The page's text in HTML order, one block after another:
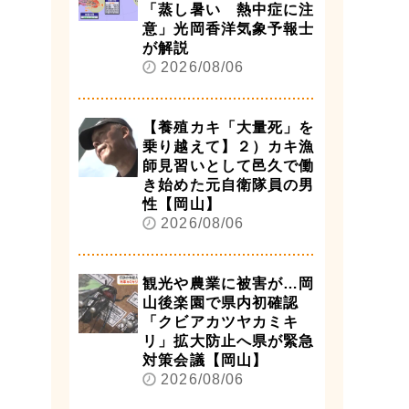
「蒸し暑い 熱中症に注
意」光岡香洋気象予報士
が解説
2026/08/06
【養殖カキ「大量死」を
乗り越えて】２）カキ漁
師見習いとして邑久で働
き始めた元自衛隊員の男
性【岡山】
2026/08/06
観光や農業に被害が…岡
山後楽園で県内初確認
「クビアカツヤカミキ
リ」拡大防止へ県が緊急
対策会議【岡山】
2026/08/06